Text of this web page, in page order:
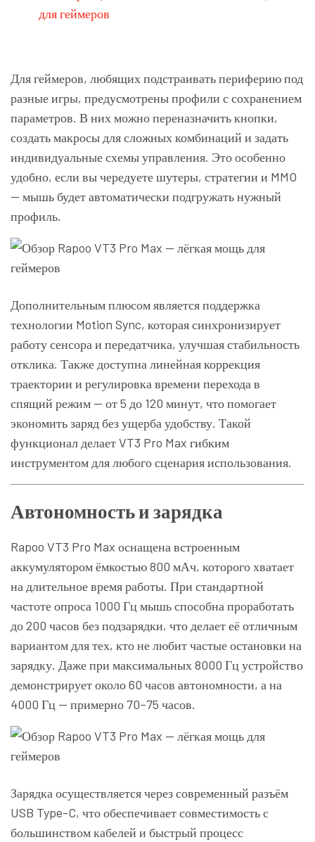
Для геймеров, любящих подстраивать периферию под
разные игры, предусмотрены профили с сохранением
параметров. В них можно переназначить кнопки,
создать макросы для сложных комбинаций и задать
индивидуальные схемы управления. Это особенно
удобно, если вы чередуете шутеры, стратегии и MMO
— мышь будет автоматически подгружать нужный
профиль.
Дополнительным плюсом является поддержка
технологии Motion Sync, которая синхронизирует
работу сенсора и передатчика, улучшая стабильность
отклика. Также доступна линейная коррекция
траектории и регулировка времени перехода в
спящий режим — от 5 до 120 минут, что помогает
экономить заряд без ущерба удобству. Такой
функционал делает VT3 Pro Max гибким
инструментом для любого сценария использования.
Автономность и зарядка
Rapoo VT3 Pro Max оснащена встроенным
аккумулятором ёмкостью 800 мАч, которого хватает
на длительное время работы. При стандартной
частоте опроса 1000 Гц мышь способна проработать
до 200 часов без подзарядки, что делает её отличным
вариантом для тех, кто не любит частые остановки на
зарядку. Даже при максимальных 8000 Гц устройство
демонстрирует около 60 часов автономности, а на
4000 Гц — примерно 70–75 часов.
Зарядка осуществляется через современный разъём
USB Type-C, что обеспечивает совместимость с
большинством кабелей и быстрый процесс